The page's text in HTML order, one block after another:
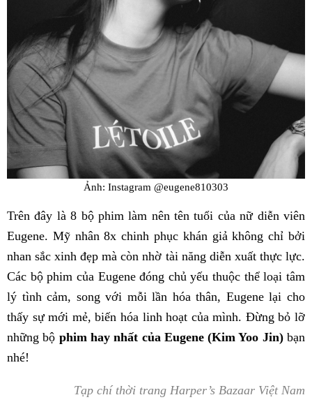
Ảnh: Instagram @eugene810303
Trên đây là 8 bộ phim làm nên tên tuổi của nữ diễn viên
Eugene. Mỹ nhân 8x chinh phục khán giả không chỉ bởi
nhan sắc xinh đẹp mà còn nhờ tài năng diễn xuất thực lực.
Các bộ phim của Eugene đóng chủ yếu thuộc thể loại tâm
lý tình cảm, song với mỗi lần hóa thân, Eugene lại cho
thấy sự mới mẻ, biến hóa linh hoạt của mình. Đừng bỏ lỡ
những bộ phim hay nhất của Eugene (Kim Yoo Jin)bạn
nhé!
Tạp chí thời trang Harper’s Bazaar Việt Nam